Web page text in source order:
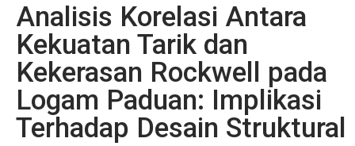
Analisis Korelasi Antara
Kekuatan Tarik dan
Kekerasan Rockwell pada
Logam Paduan: Implikasi
Terhadap Desain Struktural